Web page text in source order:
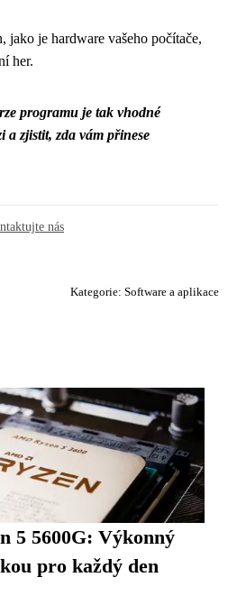
jako je hardware vašeho počítače,
her.
programu je tak vhodné
a zjistit, zda vám přinese
nás
Kategorie: Software a aplikace
5 5600G: Výkonný
pro každý den